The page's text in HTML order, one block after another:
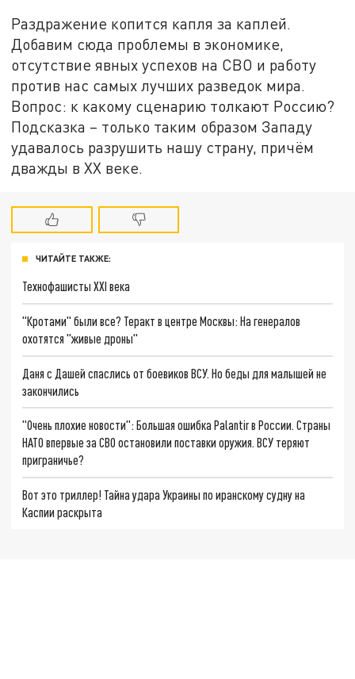
Раздражение копится капля за каплей.
Добавим сюда проблемы в экономике,
отсутствие явных успехов на СВО и работу
против нас самых лучших разведок мира.
Вопрос: к какому сценарию толкают Россию?
Подсказка – только таким образом Западу
удавалось разрушить нашу страну, причём
дважды в XX веке.
ЧИТАЙТЕ ТАКЖЕ:
Технофашисты XXI века
"Кротами" были все? Теракт в центре Москвы: На генералов
охотятся "живые дроны"
Даня с Дашей спаслись от боевиков ВСУ. Но беды для малышей не
закончились
"Очень плохие новости": Большая ошибка Palantir в России. Страны
НАТО впервые за СВО остановили поставки оружия. ВСУ теряют
приграничье?
Вот это триллер! Тайна удара Украины по иранскому судну на
Каспии раскрыта